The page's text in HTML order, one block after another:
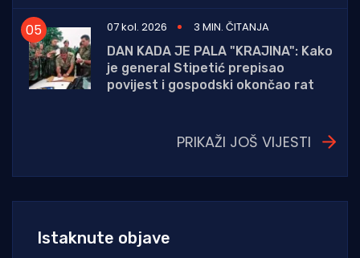
07 kol. 2026
3 MIN. ČITANJA
DAN KADA JE PALA "KRAJINA": Kako
je general Stipetić prepisao
povijest i gospodski okončao rat
PRIKAŽI JOŠ VIJESTI
Istaknute objave